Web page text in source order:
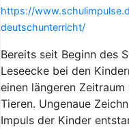
https://
deutschunterricht/
Bereits seit Beginn des
Leseecke bei den
einen längeren
Tieren. Ungenaue
Impuls der Kinder